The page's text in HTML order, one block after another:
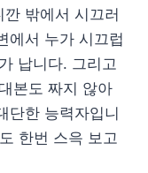
밖에서 시끄러
에서 누가 시끄럽
납니다. 그리고
본도 짜지 않아
단한 능력자입니
한번 스윽 보고